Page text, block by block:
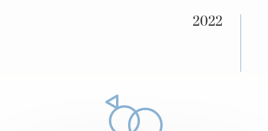
2022